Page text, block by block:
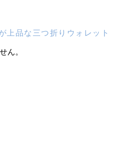
上品な三つ折りウォレット